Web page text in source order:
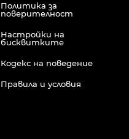
Политика за
поверителност
Настройки на
бисквитките
Кодекс на поведение
Правила и условия